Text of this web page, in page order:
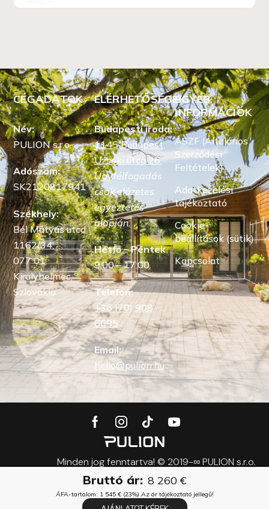
Bruttó ár: 8 260€
ÁFA-tartalom: 1 545 €(23%).Az ár tájékoztató jellegű!
CÉGADATOK
Név:
PULION s.r.o.
Adószám:
SK2120817941
Székhely:
Bél Mátyás utca
1162/34,
077 01
Királyhelmec,
Szlovákia
ELÉRHETŐSÉGEK
Budapesti iroda:
1145 Budapest,
Uzsoki utca 26.
Ügyfélfogadás
csak előzetes
egyeztetés
alapján.
Hétfő – Péntek
9:00 – 17:00
Telefon:
+36 (70) 908
6695
Email:
hello@pulion.hu
EGYÉB
INFORMÁCIÓK
ÁSZF (Általános
Szerződési
Feltételek)
Adatkezelési
tájékoztató
Cookie-
beállítások (sütik)
Kapcsolat
Minden jog fenntartva! © 2019-∞ PULION s.r.o.